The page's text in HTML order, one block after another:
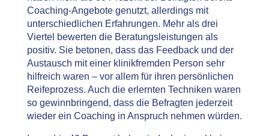
Coaching-Angebote genutzt, allerdings mit
unterschiedlichen Erfahrungen. Mehr als drei
Viertel bewerten die Beratungsleistungen als
positiv. Sie betonen, dass das Feedback und der
Austausch mit einer klinikfremden Person sehr
hilfreich waren – vor allem für ihren persönlichen
Reifeprozess. Auch die erlernten Techniken waren
so gewinnbringend, dass die Befragten jederzeit
wieder ein Coaching in Anspruch nehmen würden.